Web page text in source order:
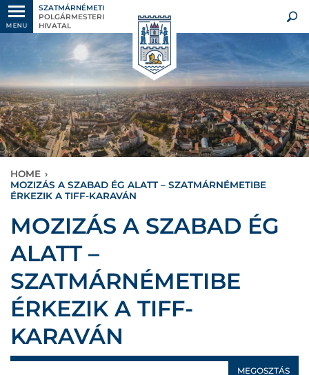
MENU
SZATMÁRNÉMETI
POLGÁRMESTERI
HIVATAL
HOME ›
MOZIZÁS A SZABAD ÉG ALATT – SZATMÁRNÉMETIBE
ÉRKEZIK A TIFF-KARAVÁN
MOZIZÁS A SZABAD ÉG
ALATT –
SZATMÁRNÉMETIBE
ÉRKEZIK A TIFF-
KARAVÁN
MEGOSZTÁS